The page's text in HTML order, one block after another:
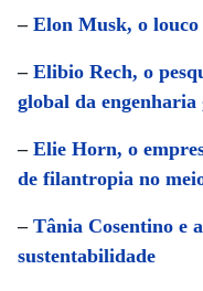
– Elon Musk, o
– Elibio Rech, o
global da engenharia
– Elie Horn, o
de filantropia no
– Tânia Cosentino e
sustentabilidade